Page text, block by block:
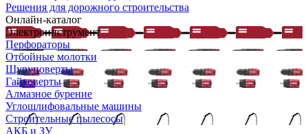
Решения для дорожного строительства
Онлайн-каталог
Электроинструмент
Перфораторы
Отбойные молотки
Шуруповерты
Гайковерты
Алмазное бурение
Углошлифовальные машины
Строительные пылесосы
АКБ и ЗУ